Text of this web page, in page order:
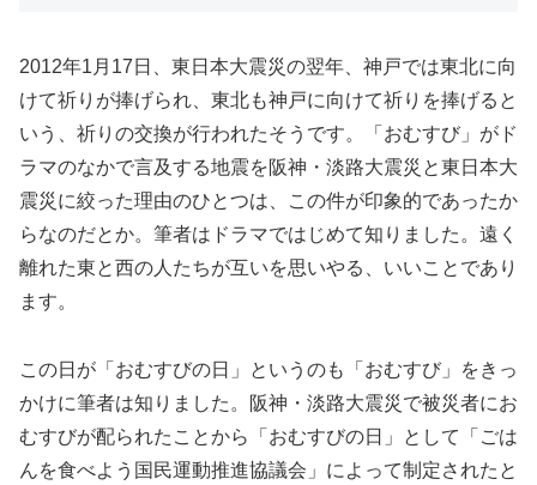
2012年1月17日、東日本大震災の翌年、神戸では東北に向
けて祈りが捧げられ、東北も神戸に向けて祈りを捧げると
いう、祈りの交換が行われたそうです。「おむすび」がド
ラマのなかで言及する地震を阪神・淡路大震災と東日本大
震災に絞った理由のひとつは、この件が印象的であったか
らなのだとか。筆者はドラマではじめて知りました。遠く
離れた東と西の人たちが互いを思いやる、いいことであり
ます。
この日が「おむすびの日」というのも「おむすび」をきっ
かけに筆者は知りました。阪神・淡路大震災で被災者にお
むすびが配られたことから「おむすびの日」として「ごは
んを食べよう国民運動推進協議会」によって制定されたと